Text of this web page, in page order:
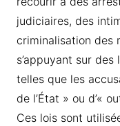
judiciaires, des
criminalisation des
s’appuyant sur
telles que les
de l’État » ou d’«
Ces lois sont